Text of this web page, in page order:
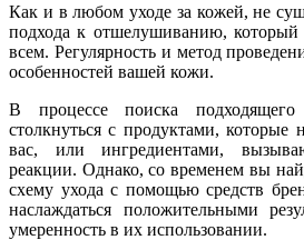
Как и в любом уходе за кожей, не
подхода к отшелушиванию,
всем. Регулярность и метод
особенностей вашей кожи.
В процессе поиска
столкнуться с продуктами, которые
вас, или ингредиентами,
реакции. Однако, со временем вы
схему ухода с помощью средств
наслаждаться положительными
умеренность в их использовании.